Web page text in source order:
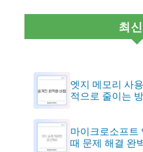
최
엣지 메모리 사
적으로 줄이는
마이크로소프트
때 문제 해결 완